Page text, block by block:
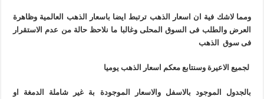
ومما لاشك فية ان اسعار الذهب ترتبط ايضا باسعار الذهب العالمية وظاهرة
العرض والطلب فى السوق المحلى وغالبا ما نلاحظ حالة من عدم الاستقرار
فى سوق الذهب
لجميع الاعيرة وسنتابع معكم اسعار الذهب يوميا
بالجدول الموجود بالاسفل والاسعار الموجودة بة غير شاملة الدمغة او